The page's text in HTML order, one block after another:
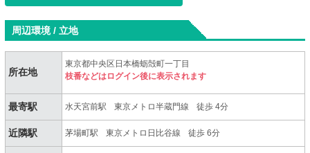
周辺環境 / 立地
所在地
東京都中央区日本橋蛎殻町一丁目
枝番などはログイン後に表示されます
最寄駅 水天宮前駅 東京メトロ半蔵門線 徒歩 4分
近隣駅 茅場町駅 東京メトロ日比谷線 徒歩 6分